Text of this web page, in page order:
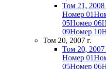
Том 21, 2008
Номер 01
05Номер 06
09Номер 10
Том 20, 2007 г.
Том 20, 2007
Номер 01
05Номер 06